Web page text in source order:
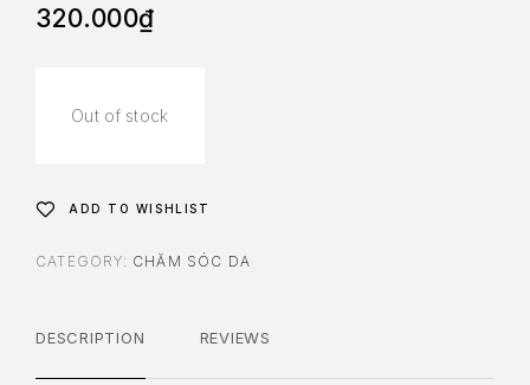
320.000₫
Out of stock
ADD TO WISHLIST
CATEGORY: CHĂM SÓC DA
DESCRIPTION REVIEWS